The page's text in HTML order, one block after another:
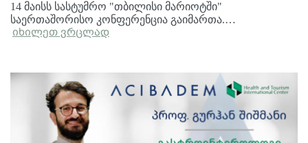
14 მაისს სასტუმრო "თბილისი მარიოტში"
საერთაშორისო კონფერენცია გაიმართა.…
იხილეთ ვრცლად